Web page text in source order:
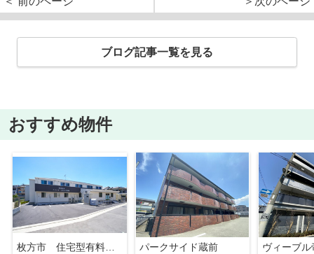
ブログ記事一覧を見る
おすすめ物件
枚方市 住宅型有料老人ホーム 一棟貸し
パークサイド蔵前
ヴィーブル